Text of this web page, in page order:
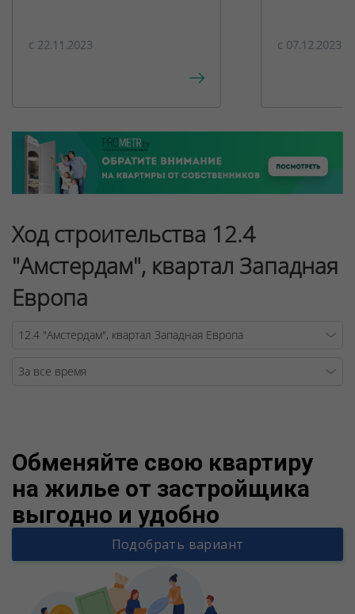
c 22.11.2023 c 07.12.2023
Ход строительства 12.4
"Амстердам", квартал Западная
Европа
Обменяйте свою квартиру
на жилье от застройщика
выгодно и удобно
Подобрать вариант